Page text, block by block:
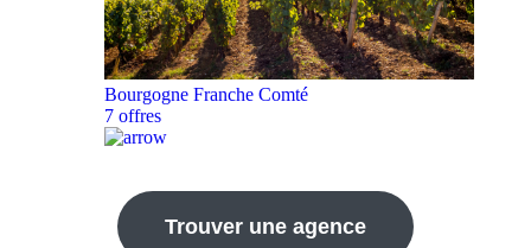
Bourgogne Franche Comté
7 offres
Trouver une agence